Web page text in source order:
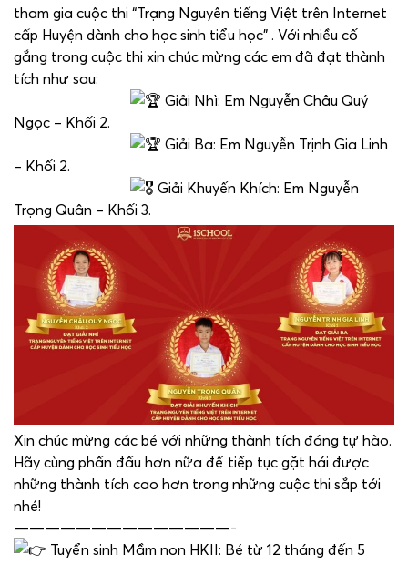
tham gia cuộc thi “Trạng Nguyên tiếng Việt trên Internet
cấp Huyện dành cho học sinh tiểu học” . Với nhiều cố
gắng trong cuộc thi xin chúc mừng các em đã đạt thành
tích như sau:
Giải Nhì: Em Nguyễn Châu Quý
Ngọc – Khối 2.
Giải Ba: Em Nguyễn Trịnh Gia Linh
– Khối 2.
Giải Khuyến Khích: Em Nguyễn
Trọng Quân – Khối 3.
Xin chúc mừng các bé với những thành tích đáng tự hào.
Hãy cùng phấn đấu hơn nữa để tiếp tục gặt hái được
những thành tích cao hơn trong những cuộc thi sắp tới
nhé!
——————————————-
Tuyển sinh Mầm non HKII: Bé từ 12 tháng đến 5